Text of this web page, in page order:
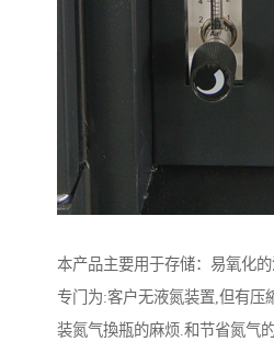
本产品主要用于存储：易氧化
专门为:客户无液氮装置,但有压
装氮气換瓶的麻烦.和节省氮气